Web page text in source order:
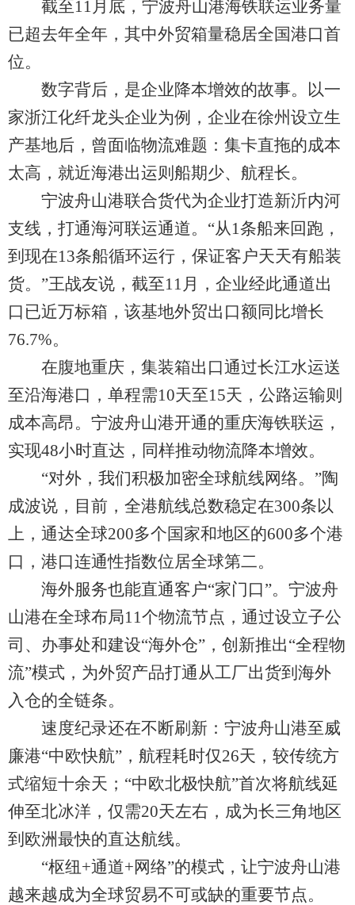
截至11月底，宁波舟山港海铁联运业务量
已超去年全年，其中外贸箱量稳居全国港口首
位。
数字背后，是企业降本增效的故事。以一
家浙江化纤龙头企业为例，企业在徐州设立生
产基地后，曾面临物流难题：集卡直拖的成本
太高，就近海港出运则船期少、航程长。
宁波舟山港联合货代为企业打造新沂内河
支线，打通海河联运通道。“从1条船来回跑，
到现在13条船循环运行，保证客户天天有船装
货。”王战友说，截至11月，企业经此通道出
口已近万标箱，该基地外贸出口额同比增长
76.7%。
在腹地重庆，集装箱出口通过长江水运送
至沿海港口，单程需10天至15天，公路运输则
成本高昂。宁波舟山港开通的重庆海铁联运，
实现48小时直达，同样推动物流降本增效。
“对外，我们积极加密全球航线网络。”陶
成波说，目前，全港航线总数稳定在300条以
上，通达全球200多个国家和地区的600多个港
口，港口连通性指数位居全球第二。
海外服务也能直通客户“家门口”。宁波舟
山港在全球布局11个物流节点，通过设立子公
司、办事处和建设“海外仓”，创新推出“全程物
流”模式，为外贸产品打通从工厂出货到海外
入仓的全链条。
速度纪录还在不断刷新：宁波舟山港至威
廉港“中欧快航”，航程耗时仅26天，较传统方
式缩短十余天；“中欧北极快航”首次将航线延
伸至北冰洋，仅需20天左右，成为长三角地区
到欧洲最快的直达航线。
“枢纽+通道+网络”的模式，让宁波舟山港
越来越成为全球贸易不可或缺的重要节点。